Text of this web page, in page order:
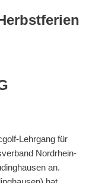
Lehrgang für
Nordrhein-
an.